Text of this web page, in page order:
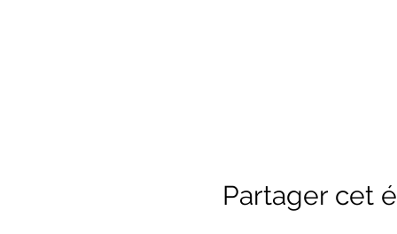
Partager cet